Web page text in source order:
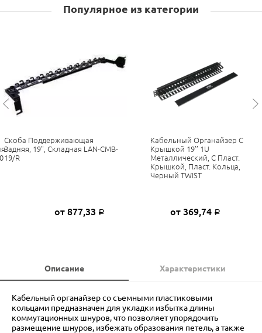
Популярное из категории
Скоба Поддерживающая
Задняя, 19", Складная LAN-CMB-
19/R
от 877,33 Р
Кабельный Органайзер С
Крышкой 19’’ 1U
Металлический, С Пласт.
Крышкой, Пласт. Кольца,
Черный TWIST
от 369,74 Р
Описание Характеристики
Кабельный органайзер со съемными пластиковыми
кольцами предназначен для укладки избытка длины
коммутационных шнуров, что позволяет упорядочить
размещение шнуров, избежать образования петель, а также